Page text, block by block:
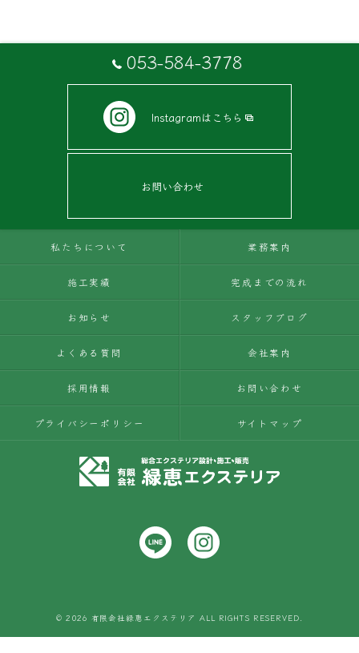
053-584-3778
Instagramはこちら
お問い合わせ
私たちについて 業務案内
施工実績 完成までの流れ
お知らせ スタッフブログ
よくある質問 会社案内
採用情報 お問い合わせ
プライバシーポリシー サイトマップ
© 2026 有限会社緑恵エクステリア ALL RIGHTS RESERVED.